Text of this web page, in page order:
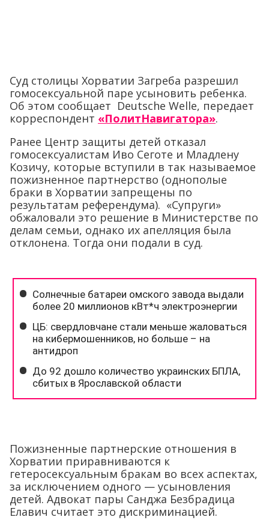
Суд столицы Хорватии Загреба разрешил
гомосексуальной паре усыновить ребенка.
Об этом сообщает Deutsche Welle, передает
корреспондент «ПолитНавигатора».
Ранее Центр защиты детей отказал
гомосексуалистам Иво Сеготе и Младлену
Козичу, которые вступили в так называемое
пожизненное партнерство (однополые
браки в Хорватии запрещены по
результатам референдума). «Супруги»
обжаловали это решение в Министерстве по
делам семьи, однако их апелляция была
отклонена. Тогда они подали в суд.
Пожизненные партнерские отношения в
Хорватии приравниваются к
гетеросексуальным бракам во всех аспектах,
за исключением одного — усыновления
детей. Адвокат пары Санджа Безбрадица
Елавич считает это дискриминацией.